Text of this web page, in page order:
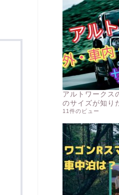
アルトワークス
のサイズが知り
11件のビュー